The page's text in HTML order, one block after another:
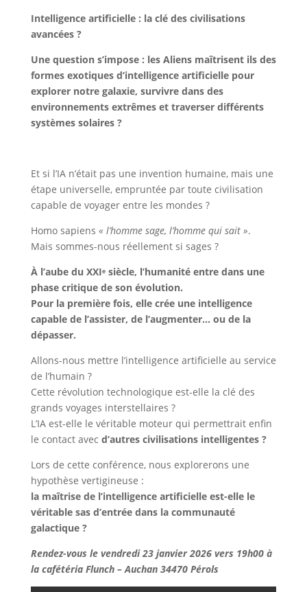
Intelligence artificielle : la clé des civilisations
avancées ?
Une question s’impose : les Aliens maîtrisent ils des
formes exotiques d’intelligence artificielle pour
explorer notre galaxie, survivre dans des
environnements extrêmes et traverser différents
systèmes solaires ?
Et si l’IA n’était pas une invention humaine, mais une
étape universelle, empruntée par toute civilisation
capable de voyager entre les mondes ?
Homo sapiens « l’homme sage, l’homme qui sait ».
Mais sommes-nous réellement si sages ?
À l’aube du XXIᵉ siècle, l’humanité entre dans une
phase critique de son évolution.
Pour la première fois, elle crée une intelligence
capable de l’assister, de l’augmenter… ou de la
dépasser.
Allons-nous mettre l’intelligence artificielle au service
de l’humain ?
Cette révolution technologique est-elle la clé des
grands voyages interstellaires ?
L’IA est-elle le véritable moteur qui permettrait enfin
le contact avec d’autres civilisations intelligentes ?
Lors de cette conférence, nous explorerons une
hypothèse vertigineuse :
la maîtrise de l’intelligence artificielle est-elle le
véritable sas d’entrée dans la communauté
galactique ?
Rendez-vous le vendredi 23 janvier 2026 vers 19h00 à
la cafétéria Flunch – Auchan 34470 Pérols